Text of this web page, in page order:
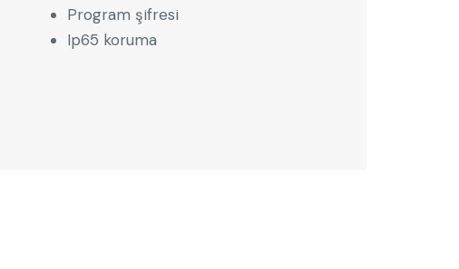
Program şifresi
Ip65 koruma